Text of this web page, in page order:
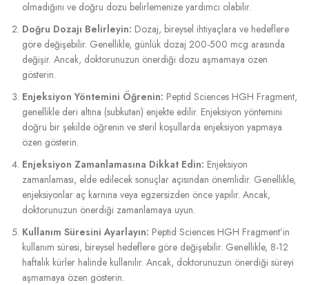
olmadığını ve doğru dozu belirlemenize yardımcı olabilir.
Doğru Dozajı Belirleyin: Dozaj, bireysel ihtiyaçlara ve hedeflere
göre değişebilir. Genellikle, günlük dozaj 200-500 mcg arasında
değişir. Ancak, doktorunuzun önerdiği dozu aşmamaya özen
gösterin.
Enjeksiyon Yöntemini Öğrenin: Peptid Sciences HGH Fragment,
genellikle deri altına (subkutan) enjekte edilir. Enjeksiyon yöntemini
doğru bir şekilde öğrenin ve steril koşullarda enjeksiyon yapmaya
özen gösterin.
Enjeksiyon Zamanlamasına Dikkat Edin: Enjeksiyon
zamanlaması, elde edilecek sonuçlar açısından önemlidir. Genellikle,
enjeksiyonlar aç karnına veya egzersizden önce yapılır. Ancak,
doktorunuzun önerdiği zamanlamaya uyun.
Kullanım Süresini Ayarlayın: Peptid Sciences HGH Fragment’in
kullanım süresi, bireysel hedeflere göre değişebilir. Genellikle, 8-12
haftalık kürler halinde kullanılır. Ancak, doktorunuzun önerdiği süreyi
aşmamaya özen gösterin.